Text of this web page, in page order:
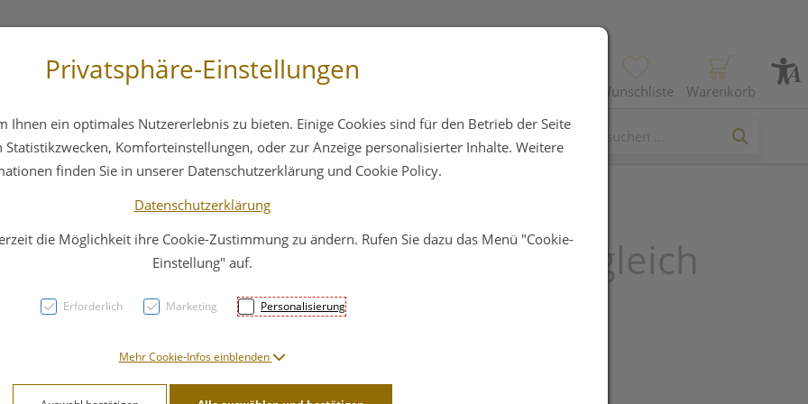
Wunschliste Warenkorb
Hautpflege Familie Nahrungsergänzung
Harmonie & Ausgleich
BIO
4,71 EUR
Privatsphäre-Einstellungen
Ihnen ein optimales Nutzererlebnis zu bieten. Einige Cookies sind für den Betrieb der Seite
Komforteinstellungen, oder zur Anzeige personalisierter Inhalte. Weitere
finden Sie in unserer Datenschutzerklärung und Cookie Policy.
Datenschutzerklärung
die Möglichkeit ihre Cookie-Zustimmung zu ändern. Rufen Sie dazu das Menü "Cookie-
Einstellung" auf.
Erforderlich Marketing Personalisierung
Mehr Cookie-Infos einblenden